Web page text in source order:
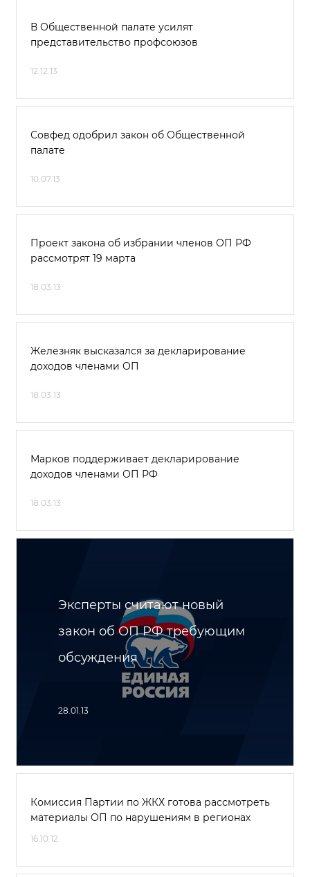
В Общественной палате усилят
представительство профсоюзов
12.12.13
Совфед одобрил закон об Общественной
палате
10.07.13
Проект закона об избрании членов ОП РФ
рассмотрят 19 марта
18.03.13
Железняк высказался за декларирование
доходов членами ОП
18.03.13
Марков поддерживает декларирование
доходов членами ОП РФ
18.03.13
Эксперты считают новый
закон об ОП РФ требующим
обсуждения
28.01.13
Комиссия Партии по ЖКХ готова рассмотреть
материалы ОП по нарушениям в регионах
16.10.12